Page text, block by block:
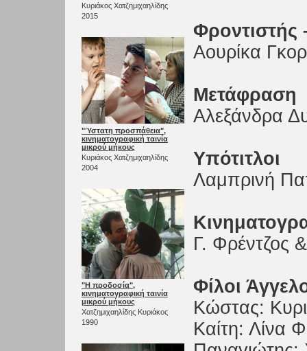
Κυριάκος Χατζημιχαηλίδης
2015
"Ύστατη προσπάθεια",
κινηματογραφική ταινία
μικρού μήκους
Κυριάκος Χατζημιχαηλίδης
2004
"Η προδοσία",
κινηματογραφική ταινία
μικρού μήκους
Χατζημιχαηλίδης Κυριάκος
1990
Φροντιστής
Αουρίκα
Μετάφραση
Αλεξάνδρα
Υπότιτλοι
Λαμπρινή
Γ. Φρέντζος
Φίλοι
Κώστας:
Καίτη: Λίνα